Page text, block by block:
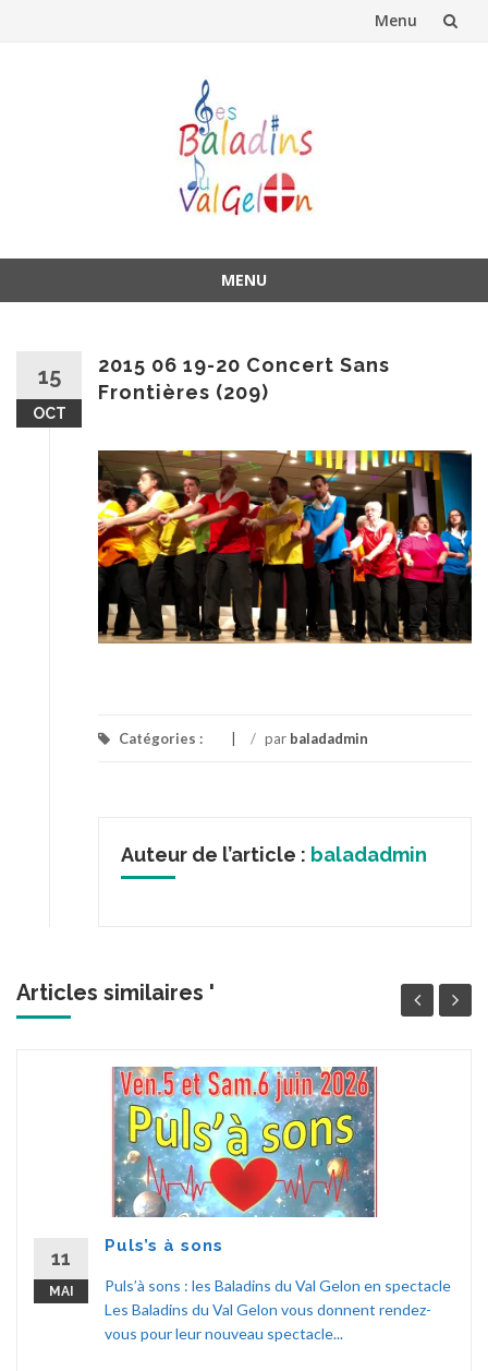
Menu
MENU
15
OCT
2015 06 19-20 Concert Sans
Frontières (209)
Catégories : / par baladadmin
Auteur de l’article : baladadmin
Articles similaires '
11
MAI
Puls’s à sons
Puls’à sons : les Baladins du Val Gelon en spectacle
Les Baladins du Val Gelon vous donnent rendez-
vous pour leur nouveau spectacle...